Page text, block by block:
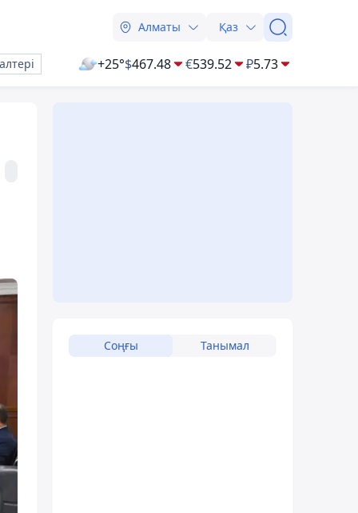
Алматы Қаз
+25°$467.48 €539.52 ₽5.73
Соңғы Танымал